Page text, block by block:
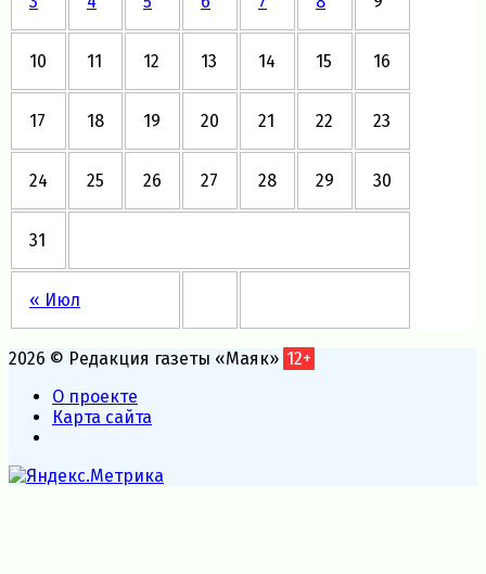
« Июл
10 11 12 13 14 15 16
17 18 19 20 21 22 23
24 25 26 27 28 29 30
31
2026 © Редакция газеты «Маяк» 12+
О проекте
Карта сайта